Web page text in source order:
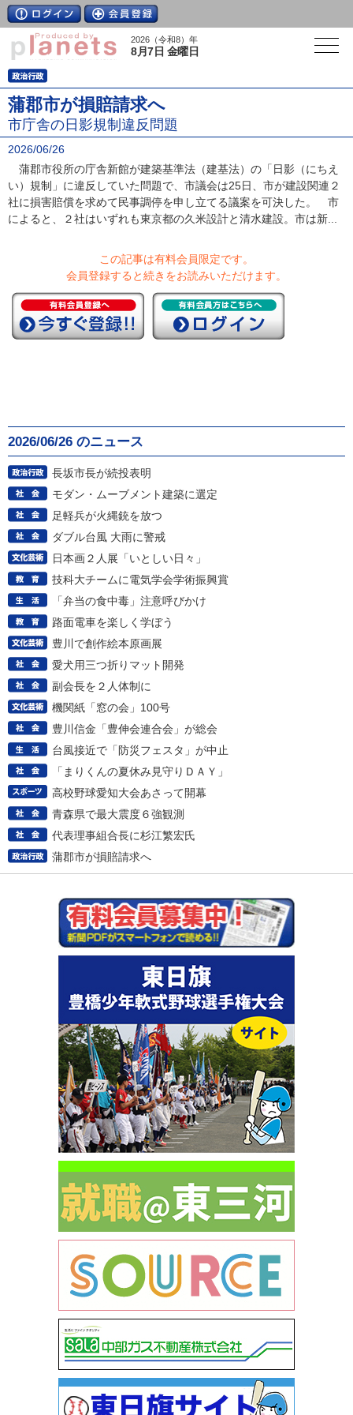
2026（令和8）年
8月7日 金曜日
蒲郡市が損賠請求へ
市庁舎の日影規制違反問題
2026/06/26
蒲郡市役所の庁舎新館が建築基準法（建基法）の「日影（にちえ
い）規制」に違反していた問題で、市議会は25日、市が建設関連２
社に損害賠償を求めて民事調停を申し立てる議案を可決した。 市
によると、２社はいずれも東京都の久米設計と清水建設。市は新...
この記事は有料会員限定です。
会員登録すると続きをお読みいただけます。
2026/06/26 のニュース
長坂市長が続投表明
モダン・ムーブメント建築に選定
足軽兵が火縄銃を放つ
ダブル台風 大雨に警戒
日本画２人展「いとしい日々」
技科大チームに電気学会学術振興賞
「弁当の食中毒」注意呼びかけ
路面電車を楽しく学ぼう
豊川で創作絵本原画展
愛犬用三つ折りマット開発
副会長を２人体制に
機関紙「窓の会」100号
豊川信金「豊伸会連合会」が総会
台風接近で「防災フェスタ」が中止
「まりくんの夏休み見守りＤＡＹ」
高校野球愛知大会あさって開幕
青森県で最大震度６強観測
代表理事組合長に杉江繁宏氏
蒲郡市が損賠請求へ